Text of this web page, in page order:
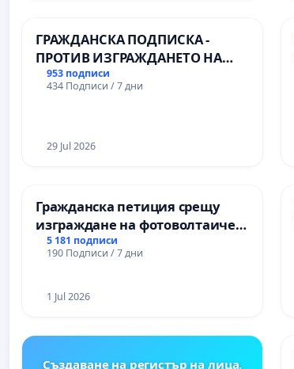
Пазарджик
ГРАЖДАНСКА ПОДПИСКА -
ПРОТИВ ИЗГРАЖДАНЕТО НА
ВЪЖЕНА ЛИНИЯ (ЛИФТ) НА
ТЕРИТОРИЯТА НА ПРИРОДНА
(БУНАРДЖИК)
953 подписи
434 Подписи / 7 дни
29 Jul 2026
Гражданска петиция срещу
изграждане на фотоволтаичен
парк в с.Прибой, общ. Радомир
5 181 подписи
190 Подписи / 7 дни
1 Jul 2026
Създаване на регистър на лица,